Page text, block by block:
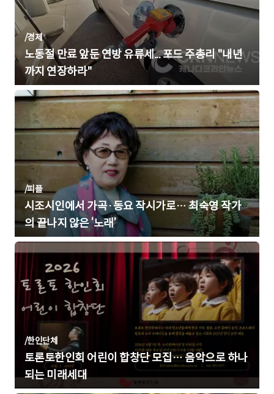
/경제
노동절 만료 앞둔 연방 유류세... 포드 주총리 "내년
까지 연장하라"
/피플
시조시인에서 가곡·동요 작시가로… 최숙영 작가
의 끝나지 않은 ‘노래’
/한인단체
토론토한인회 어린이 합창단 모집… 음악으로 하나
되는 미래세대